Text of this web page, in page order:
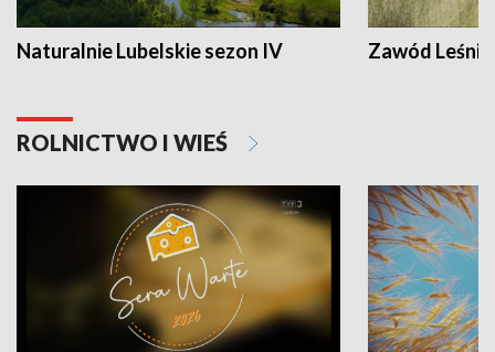
Naturalnie Lubelskie sezon IV Zawód Leśnik
ROLNICTWO I WIEŚ